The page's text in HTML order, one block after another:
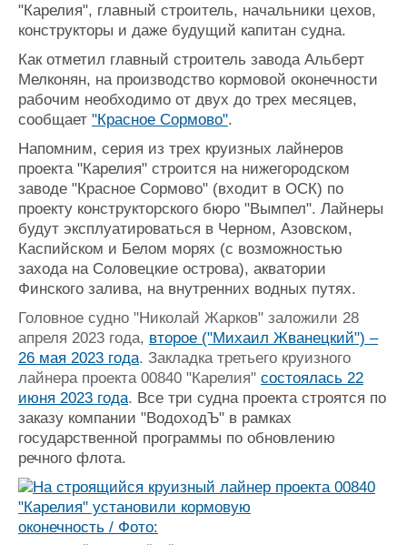
"Карелия", главный строитель, начальники цехов,
конструкторы и даже будущий капитан судна.
Как отметил главный строитель завода Альберт
Мелконян, на производство кормовой оконечности
рабочим необходимо от двух до трех месяцев,
сообщает "Красное Сормово".
Напомним, серия из трех круизных лайнеров
проекта "Карелия" строится на нижегородском
заводе "Красное Сормово" (входит в ОСК) по
проекту конструкторского бюро "Вымпел". Лайнеры
будут эксплуатироваться в Черном, Азовском,
Каспийском и Белом морях (с возможностью
захода на Соловецкие острова), акватории
Финского залива, на внутренних водных путях.
Головное судно "Николай Жарков" заложили 28
апреля 2023 года, второе ("Михаил Жванецкий") –
26 мая 2023 года. Закладка третьего круизного
лайнера проекта 00840 "Карелия" состоялась 22
июня 2023 года. Все три судна проекта строятся по
заказу компании "ВодоходЪ" в рамках
государственной программы по обновлению
речного флота.